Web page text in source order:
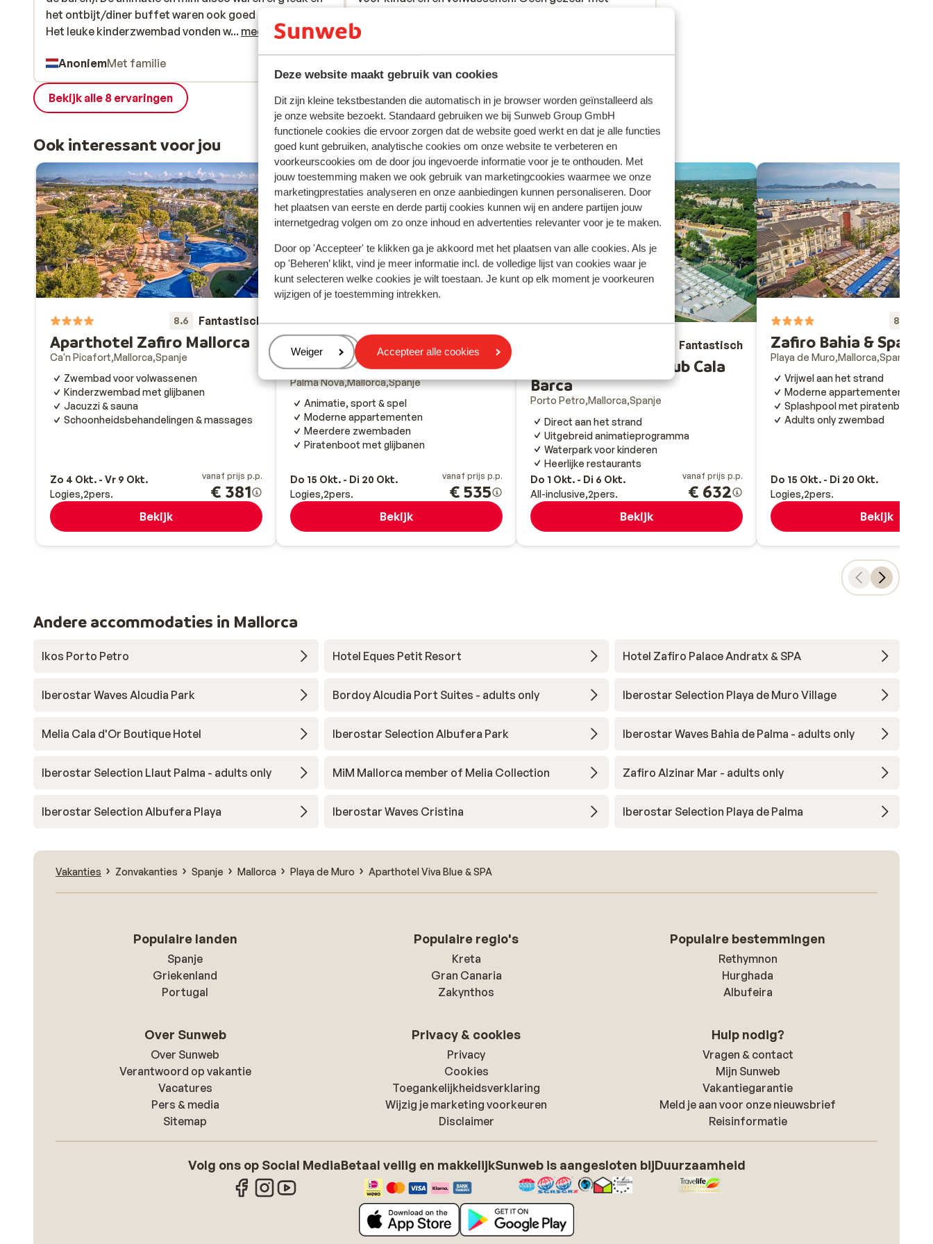
Deze website maakt gebruik van cookies
Dit zijn kleine tekstbestanden die automatisch in je browser worden geïnstalleerd als
je onze website bezoekt. Standaard gebruiken we bij Sunweb Group GmbH
functionele cookies die ervoor zorgen dat de website goed werkt en dat je alle functies
goed kunt gebruiken, analytische cookies om onze website te verbeteren en
voorkeurscookies om de door jou ingevoerde informatie voor je te onthouden. Met
jouw toestemming maken we ook gebruik van marketingcookies waarmee we onze
marketingprestaties analyseren en onze aanbiedingen kunnen personaliseren. Door
het plaatsen van eerste en derde partij cookies kunnen wij en andere partijen jouw
internetgedrag volgen om zo onze inhoud en advertenties relevanter voor je te maken.
Door op 'Accepteer' te klikken ga je akkoord met het plaatsen van alle cookies. Als je
op 'Beheren’ klikt, vind je meer informatie incl. de volledige lijst van cookies waar je
kunt selecteren welke cookies je wilt toestaan. Je kunt op elk moment je voorkeuren
wijzigen of je toestemming intrekken.
Beheren
Weiger Accepteer alle cookies
het ontbijt/diner buffet waren ook goed en uitgebreid.
Het leuke kinderzwembad vonden wij in september
was ook fijn en ondiep. Locatie ook top op loopafstand
van het strand! Helaas heeft playa de Muro geen
boulevard en zijn er veel muggen door het
aangrenzende natuurgebied
het ontbijt/diner buffet waren ook goed en uitgebreid.
Het leuke kinderzwembad vonden w... meer
AnoniemMet familie
met een lekker bed. Als we dan toch iets moeten
met een lekker bed. Als we dan toch iets moeten z...
Bekijk alle 8 ervaringen
Ook interessant voor jou
8.6 Fantastisch
Aparthotel Zafiro Mallorca
Ca'n Picafort Mallorca Spanje
Zwembad voor volwassenen
Kinderzwembad met glijbanen
Jacuzzi & sauna
Schoonheidsbehandelingen & massages
Zo 4 Okt. - Vr 9 Okt.
Logies 2pers.
vanaf prijs p.p.
€ 381
Bekijk
Fantastisch
Zafiro Palmanova & Spa
Palma Nova Mallorca Spanje
Animatie, sport & spel
Moderne appartementen
Meerdere zwembaden
Piratenboot met glijbanen
Do 15 Okt. - Di 20 Okt.
Logies 2pers.
vanaf prijs p.p.
€ 535
Bekijk
Fantastisch
Iberostar Waves Club Cala
Barca
Porto Petro Mallorca Spanje
Direct aan het strand
Uitgebreid animatieprogramma
Waterpark voor kinderen
Heerlijke restaurants
Do 1 Okt. - Di 6 Okt.
All-inclusive 2pers.
vanaf prijs p.p.
€ 632
Bekijk
8.4
Zafiro Bahia & Spa
Playa de Muro Mallorca Spanje
Vrijwel aan het strand
Moderne appartementen
Splashpool met piratenboot
Adults only zwembad
Do 15 Okt. - Di 20 Okt.
Logies 2pers.
Bekijk
Andere accommodaties in Mallorca
Ikos Porto Petro Hotel Eques Petit Resort Hotel Zafiro Palace Andratx & SPA
Iberostar Waves Alcudia Park Bordoy Alcudia Port Suites - adults only Iberostar Selection Playa de Muro Village
Melia Cala d'Or Boutique Hotel Iberostar Selection Albufera Park Iberostar Waves Bahia de Palma - adults only
Iberostar Selection Llaut Palma - adults only MiM Mallorca member of Melia Collection Zafiro Alzinar Mar - adults only
Iberostar Selection Albufera Playa Iberostar Waves Cristina Iberostar Selection Playa de Palma
Vakanties Zonvakanties Spanje Mallorca Playa de Muro Aparthotel Viva Blue & SPA
Populaire landen
Spanje
Griekenland
Portugal
Populaire regio's
Kreta
Gran Canaria
Zakynthos
Populaire bestemmingen
Rethymnon
Hurghada
Albufeira
Over Sunweb
Over Sunweb
Verantwoord op vakantie
Vacatures
Pers & media
Sitemap
Privacy & cookies
Privacy
Cookies
Toegankelijkheidsverklaring
Wijzig je marketing voorkeuren
Disclaimer
Hulp nodig?
Vragen & contact
Mijn Sunweb
Vakantiegarantie
Meld je aan voor onze nieuwsbrief
Reisinformatie
Volg ons op Social MediaBetaal veilig en makkelijkSunweb is aangesloten bijDuurzaamheid